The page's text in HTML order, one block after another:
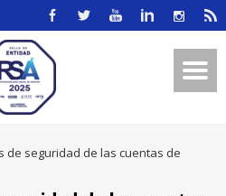
de seguridad de las cuentas de